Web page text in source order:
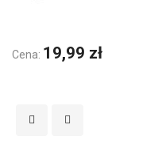
Cena: 19,99 zł